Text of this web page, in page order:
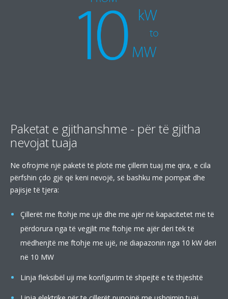
Paketat e gjithanshme - për të gjitha
nevojat tuaja
Ne ofrojmë një paketë të plotë me çillerin tuaj me qira, e cila
përfshin çdo gjë që keni nevojë, së bashku me pompat dhe
pajisje të tjera:
Çillerët me ftohje me ujë dhe me ajër në kapacitetet më të
përdorura nga të vegjlit me ftohje me ajër deri tek të
mëdhenjtë me ftohje me ujë, në diapazonin nga 10 kW deri
në 10 MW
Linja fleksibël uji me konfigurim të shpejtë e të thjeshtë